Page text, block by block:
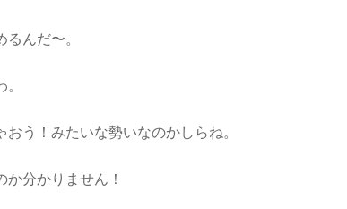
んだ〜。
う！みたいな勢いなのかしらね。
分かりません！